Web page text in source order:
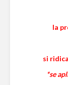
la
si
*se